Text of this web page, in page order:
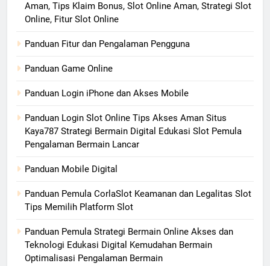
Aman, Tips Klaim Bonus, Slot Online Aman, Strategi Slot
Online, Fitur Slot Online
Panduan Fitur dan Pengalaman Pengguna
Panduan Game Online
Panduan Login iPhone dan Akses Mobile
Panduan Login Slot Online Tips Akses Aman Situs
Kaya787 Strategi Bermain Digital Edukasi Slot Pemula
Pengalaman Bermain Lancar
Panduan Mobile Digital
Panduan Pemula CorlaSlot Keamanan dan Legalitas Slot
Tips Memilih Platform Slot
Panduan Pemula Strategi Bermain Online Akses dan
Teknologi Edukasi Digital Kemudahan Bermain
Optimalisasi Pengalaman Bermain